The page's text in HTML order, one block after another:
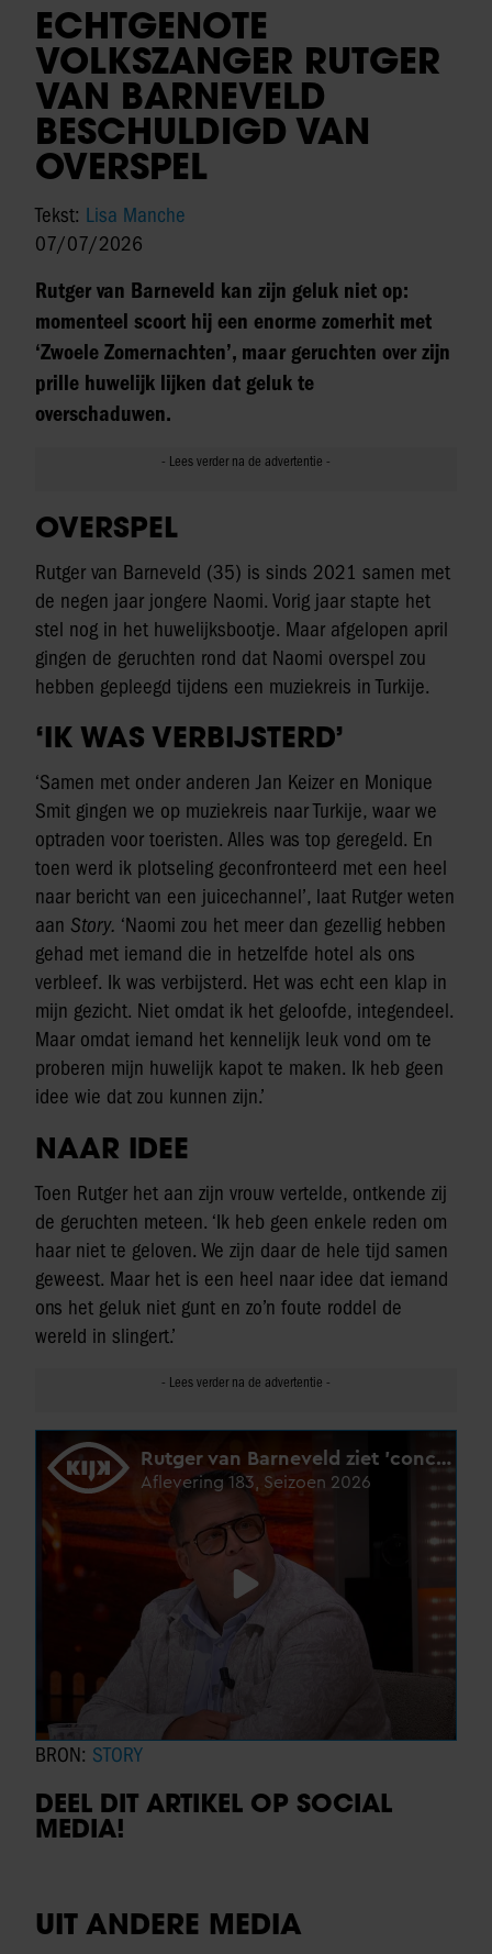
ECHTGENOTE
VOLKSZANGER RUTGER
VAN BARNEVELD
BESCHULDIGD VAN
OVERSPEL
Tekst: Lisa Manche
07/07/2026
Rutger van Barneveld kan zijn geluk niet op:
momenteel scoort hij een enorme zomerhit met
‘Zwoele Zomernachten’, maar geruchten over zijn
prille huwelijk lijken dat geluk te
overschaduwen.
OVERSPEL
Rutger van Barneveld (35) is sinds 2021 samen met
de negen jaar jongere Naomi. Vorig jaar stapte het
stel nog in het huwelijksbootje. Maar afgelopen april
gingen de geruchten rond dat Naomi overspel zou
hebben gepleegd tijdens een muziekreis in Turkije.
‘IK WAS VERBIJSTERD’
‘Samen met onder anderen Jan Keizer en Monique
Smit gingen we op muziekreis naar Turkije, waar we
optraden voor toeristen. Alles was top geregeld. En
toen werd ik plotseling geconfronteerd met een heel
naar bericht van een juicechannel’, laat Rutger weten
aan Story. ‘Naomi zou het meer dan gezellig hebben
gehad met iemand die in hetzelfde hotel als ons
verbleef. Ik was verbijsterd. Het was echt een klap in
mijn gezicht. Niet omdat ik het geloofde, integendeel.
Maar omdat iemand het kennelijk leuk vond om te
proberen mijn huwelijk kapot te maken. Ik heb geen
idee wie dat zou kunnen zijn.’
NAAR IDEE
Toen Rutger het aan zijn vrouw vertelde, ontkende zij
de geruchten meteen. ‘Ik heb geen enkele reden om
haar niet te geloven. We zijn daar de hele tijd samen
geweest. Maar het is een heel naar idee dat iemand
ons het geluk niet gunt en zo’n foute roddel de
wereld in slingert.’
BRON: STORY
DEEL DIT ARTIKEL OP SOCIAL
MEDIA!
UIT ANDERE MEDIA